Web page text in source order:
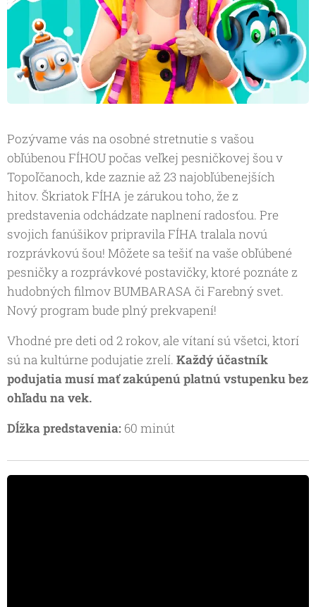
Pozývame vás na osobné stretnutie s vašou
obľúbenou FÍHOU počas veľkej pesničkovej šou v
Topoľčanoch, kde zaznie až 23 najobľúbenejších
hitov. Škriatok FÍHA je zárukou toho, že z
predstavenia odchádzate naplnení radosťou. Pre
svojich fanúšikov pripravila FÍHA tralala novú
rozprávkovú šou! Môžete sa tešiť na vaše obľúbené
pesničky a rozprávkové postavičky, ktoré poznáte z
hudobných filmov BUMBARASA či Farebný svet.
Nový program bude plný prekvapení!
Vhodné pre deti od 2 rokov, ale vítaní sú všetci, ktorí
sú na kultúrne podujatie zrelí. Každý účastník
podujatia musí mať zakúpenú platnú vstupenku bez
ohľadu na vek.
Dĺžka predstavenia: 60 minút